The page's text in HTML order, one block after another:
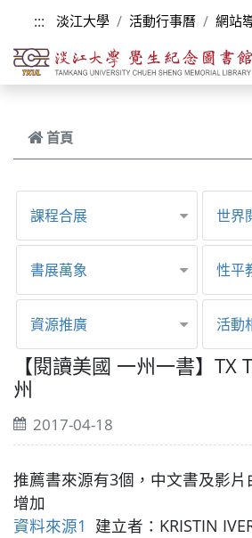
跳到主要內容
::: 淡江大學 活動行事曆 網站
首頁
課程合展 世界
書展萬象 性平
資源推廣 活動
【閱讀美國 一州一書】TX
州
2017-04-18
推薦書來源有3個，中文書及影
增加
資料來源1 建立者：